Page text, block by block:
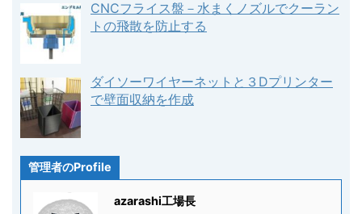
CNCフライス盤－水まくノズルでクーラン
トの飛散を防止する
ダイソーワイヤーネットと３Dプリンター
で壁面収納を作成
管理者のProfile
azarashi工場長